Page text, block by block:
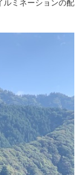
ルミネーションの配